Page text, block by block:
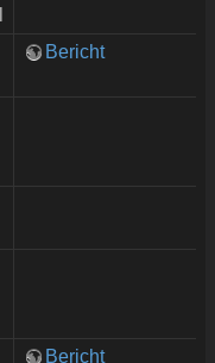
Bericht
Bericht